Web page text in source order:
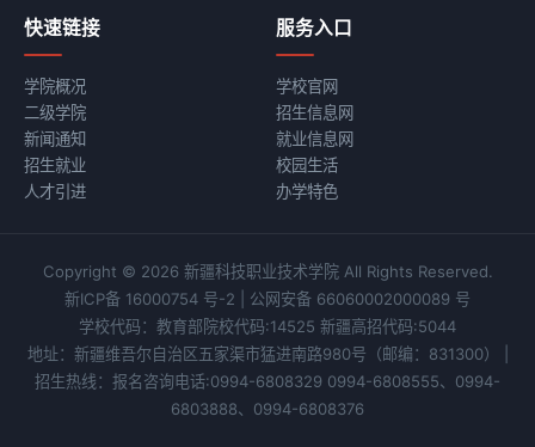
快速链接
学院概况
二级学院
新闻通知
招生就业
人才引进
服务入口
学校官网
招生信息网
就业信息网
校园生活
办学特色
Copyright © 2026 新疆科技职业技术学院 All Rights Reserved.
新ICP备 16000754 号-2
公网安备 66060002000089 号
学校代码：教育部院校代码:14525 新疆高招代码:5044
地址：新疆维吾尔自治区五家渠市猛进南路980号 （邮编：831300）
招生热线：报名咨询电话:0994-6808329 0994-6808555、0994-
6803888、0994-6808376